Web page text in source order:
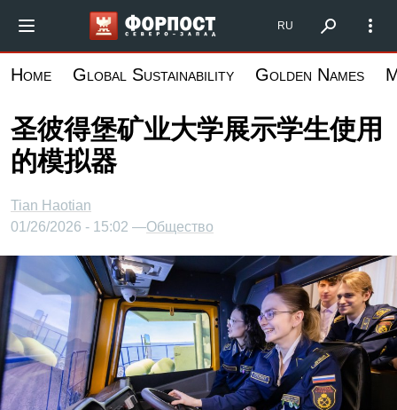
到
要
内
容
Форпост Северо-Запад
RU
Home Global Sustainability Golden Names
圣彼得堡矿业大学展示学生使用
的模拟器
Tian Haotian
01/26/2026 - 15:02 —Общество